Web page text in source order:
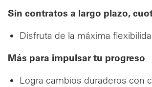
Sin contratos a largo plazo,
Disfruta de la máxima
Más para impulsar tu progreso
Logra cambios duraderos con